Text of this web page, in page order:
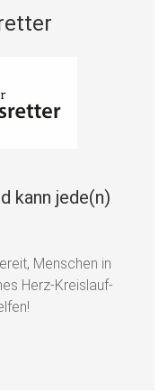
kann jede(n)
Menschen in
Herz-Kreislauf-